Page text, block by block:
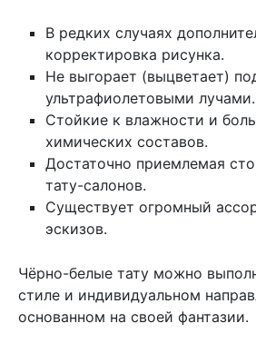
В редких случаях
корректировка рисунка.
Не выгорает (выцветает)
ультрафиолетовыми лучами.
Стойкие к влажности и
химических составов.
Достаточно приемлемая
тату-салонов.
Существует огромный
эскизов.
Чёрно-белые тату можно
стиле и индивидуальном
основанном на своей фантазии.